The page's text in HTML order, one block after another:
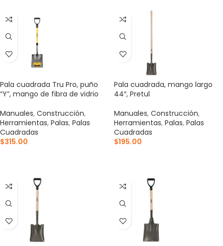
Pala cuadrada Tru Pro, puño
“Y”, mango de fibra de vidrio
Manuales, Construcción,
Herramientas, Palas, Palas
Cuadradas
$315.00
Pala cuadrada, mango largo
44″, Pretul
Manuales, Construcción,
Herramientas, Palas, Palas
Cuadradas
$195.00